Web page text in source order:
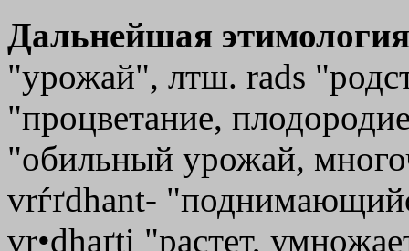
Дальнейшая
"урожай", лтш. rads
"процветание,
"обильный урожай,
vrѓґdhant-
vr•dhaґti "растет,